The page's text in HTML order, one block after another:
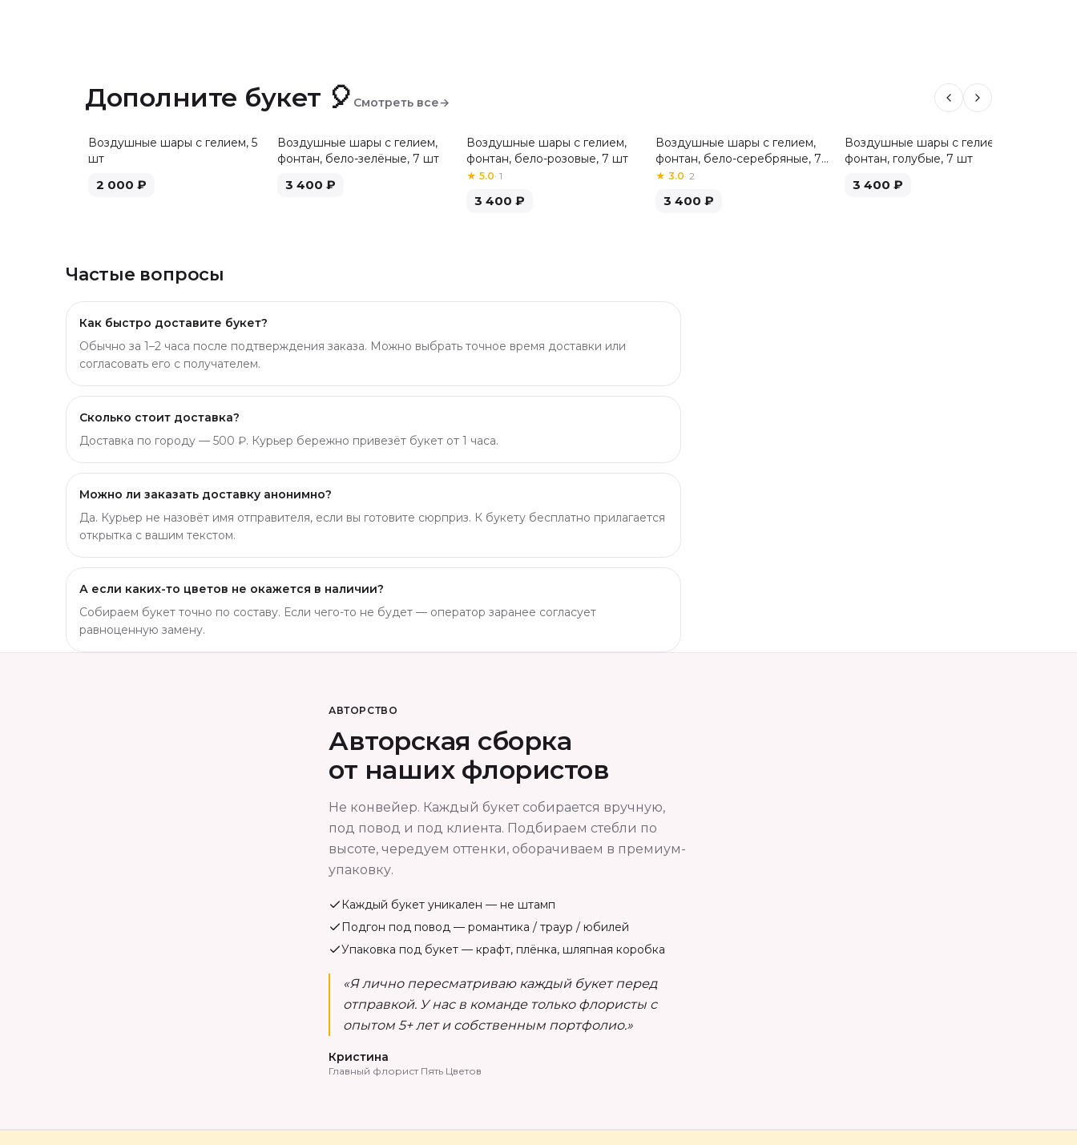
Дополните букет 🎈 Смотреть все→
Воздушные шары с гелием, 5
шт
2 000 ₽
Воздушные шары с гелием,
фонтан, бело-зелёные, 7 шт
3 400 ₽
Воздушные шары с гелием,
фонтан, бело-розовые, 7 шт
★ 5.0· 1
3 400 ₽
Воздушные шары с гелием,
фонтан, бело-серебряные, 7
шт
★ 3.0· 2
3 400 ₽
Воздушные шары с гелием,
фонтан, голубые, 7 шт
3 400 ₽
Частые вопросы
Как быстро доставите букет?
Обычно за 1–2 часа после подтверждения заказа. Можно выбрать точное время доставки или
согласовать его с получателем.
Сколько стоит доставка?
Доставка по городу — 500 ₽. Курьер бережно привезёт букет от 1 часа.
Можно ли заказать доставку анонимно?
Да. Курьер не назовёт имя отправителя, если вы готовите сюрприз. К букету бесплатно прилагается
открытка с вашим текстом.
А если каких-то цветов не окажется в наличии?
Собираем букет точно по составу. Если чего-то не будет — оператор заранее согласует
равноценную замену.
АВТОРСТВО
Авторская сборка
от наших флористов
Не конвейер. Каждый букет собирается вручную,
под повод и под клиента. Подбираем стебли по
высоте, чередуем оттенки, оборачиваем в премиум-
упаковку.
Каждый букет уникален — не штамп
Подгон под повод — романтика / траур / юбилей
Упаковка под букет — крафт, плёнка, шляпная коробка
«Я лично пересматриваю каждый букет перед
отправкой. У нас в команде только флористы с
опытом 5+ лет и собственным портфолио.»
Кристина
Главный флорист Пять Цветов